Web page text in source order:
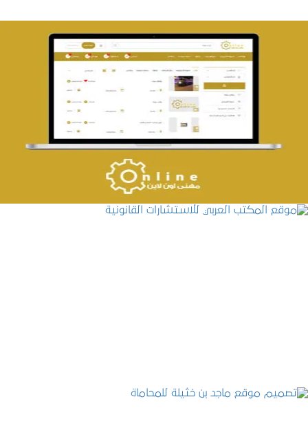
تصميم حراج مهنى
التفاصيل